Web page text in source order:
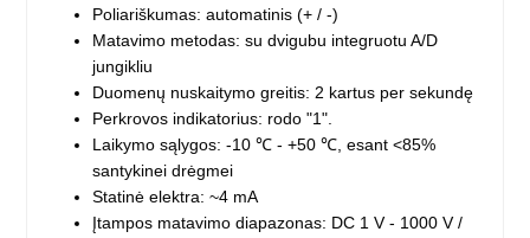
Poliariškumas: automatinis (+ / -)
Matavimo metodas: su dvigubu integruotu A/D
jungikliu
Duomenų nuskaitymo greitis: 2 kartus per sekundę
Perkrovos indikatorius: rodo "1".
Laikymo sąlygos: -10 ℃ - +50 ℃, esant <85%
santykinei drėgmei
Statinė elektra: ~4 mA
Įtampos matavimo diapazonas: DC 1 V - 1000 V /